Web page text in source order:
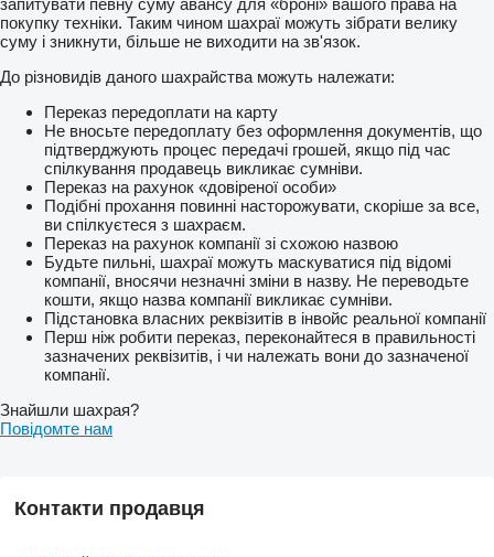
запитувати певну суму авансу для «броні» вашого права на
покупку техніки. Таким чином шахраї можуть зібрати велику
суму і зникнути, більше не виходити на зв'язок.
До різновидів даного шахрайства можуть належати:
Переказ передоплати на карту
Не вносьте передоплату без оформлення документів, що
підтверджують процес передачі грошей, якщо під час
спілкування продавець викликає сумніви.
Переказ на рахунок «довіреної особи»
Подібні прохання повинні насторожувати, скоріше за все,
ви спілкуєтеся з шахраєм.
Переказ на рахунок компанії зі схожою назвою
Будьте пильні, шахраї можуть маскуватися під відомі
компанії, вносячи незначні зміни в назву. Не переводьте
кошти, якщо назва компанії викликає сумніви.
Підстановка власних реквізитів в інвойс реальної компанії
Перш ніж робити переказ, переконайтеся в правильності
зазначених реквізитів, і чи належать вони до зазначеної
компанії.
Знайшли шахрая?
Повідомте нам
Контакти продавця